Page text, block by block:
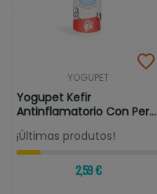
YOGUPET
Yogupet Kefir
Antinflamatorio Con Pera
Y Zanahoria
¡Últimas produtos!
2,59 €